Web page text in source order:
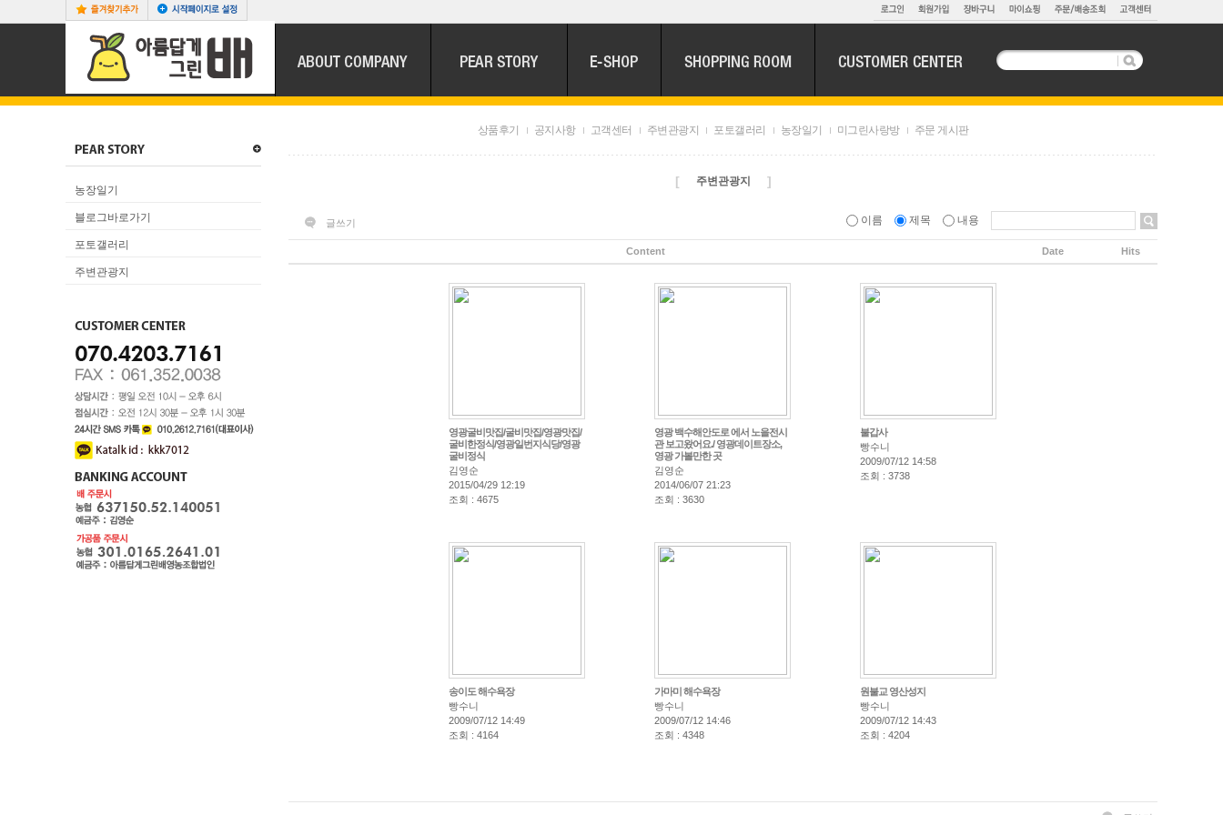
농장일기
블로그바로가기
포토갤러리
주변관광지
상품후기 공지사항 고객센터 주변관광지 포토갤러리 농장일기 미그린사랑방 주문 게시판
[ 주변관광지 ]
글쓰기 이름 제목 내용
Content Date Hits
영광굴비맛집/굴비맛집/영광맛집/
굴비한정식/영광일번지식당/영광
굴비정식
김영순
2015/04/29 12:19
조회 : 4675
영광 백수해안도로 에서 노을전시
관 보고왔어요./ 영광데이트장소,
영광 가볼만한 곳
김영순
2014/06/07 21:23
조회 : 3630
불갑사
빵수니
2009/07/12 14:58
조회 : 3738
송이도 해수욕장
빵수니
2009/07/12 14:49
조회 : 4164
가마미 해수욕장
빵수니
2009/07/12 14:46
조회 : 4348
원불교 영산성지
빵수니
2009/07/12 14:43
조회 : 4204